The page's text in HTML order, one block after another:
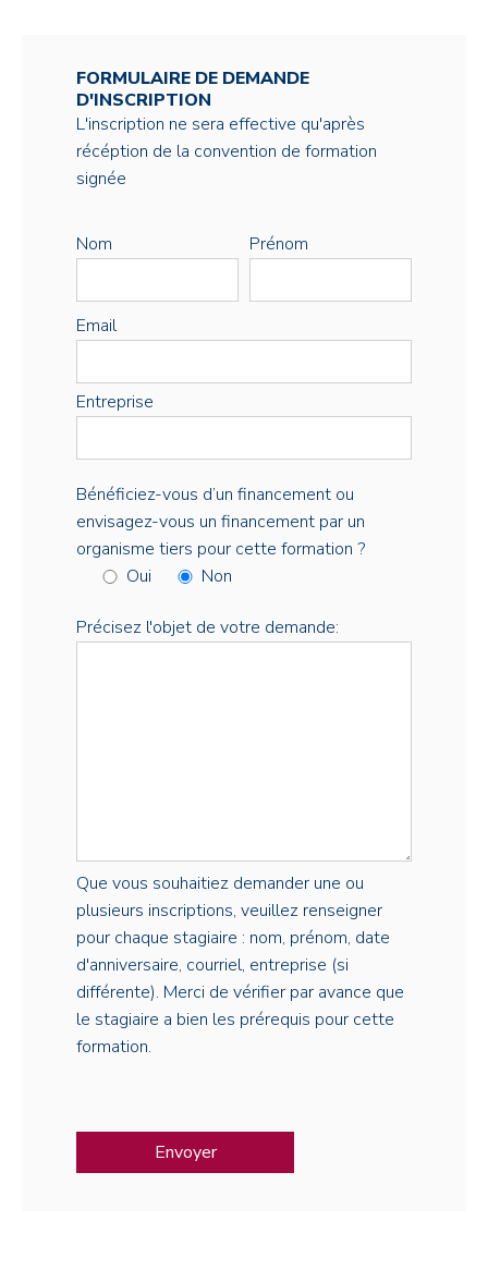
FORMULAIRE DE DEMANDE
D'INSCRIPTION
L'inscription ne sera effective qu'après
récéption de la convention de formation
signée
Nom Prénom
Email
Entreprise
Bénéficiez-vous d’un financement ou
envisagez-vous un financement par un
organisme tiers pour cette formation ?
Oui
Non
Précisez l'objet de votre demande:
Que vous souhaitiez demander une ou
plusieurs inscriptions, veuillez renseigner
pour chaque stagiaire : nom, prénom, date
d'anniversaire, courriel, entreprise (si
différente). Merci de vérifier par avance que
le stagiaire a bien les prérequis pour cette
formation.